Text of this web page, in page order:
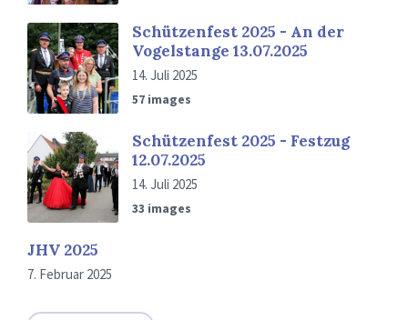
Schützenfest 2025 - An der
Vogelstange 13.07.2025
14. Juli 2025
57 images
Schützenfest 2025 - Festzug
12.07.2025
14. Juli 2025
33 images
JHV 2025
7. Februar 2025